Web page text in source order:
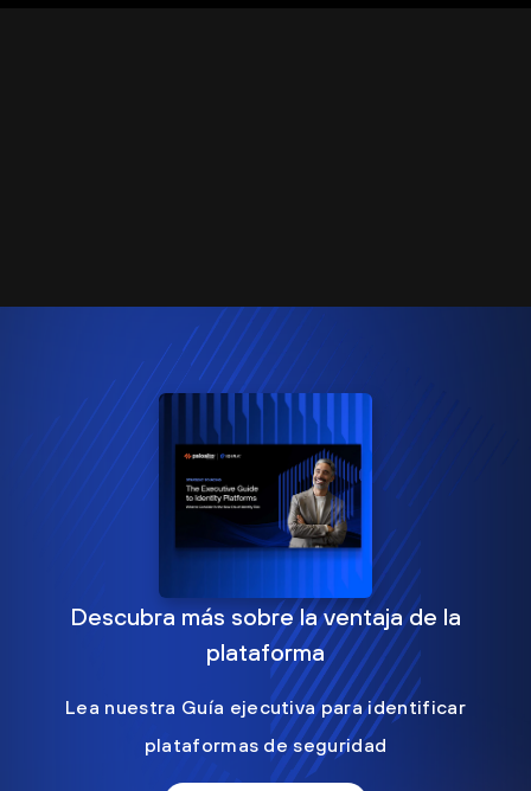
Descubra más sobre la ventaja de la
plataforma
Lea nuestra Guía ejecutiva para identificar
plataformas de seguridad